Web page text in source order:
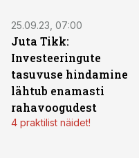
25.09.23, 07:00
Juta Tikk:
Investeeringute
tasuvuse hindamine
lähtub enamasti
rahavoogudest
4 praktilist näidet!